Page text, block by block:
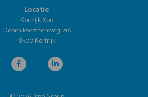
Locatie
Kortrijk Xpo
Doorniksesteenweg 216
8500 Kortrijk